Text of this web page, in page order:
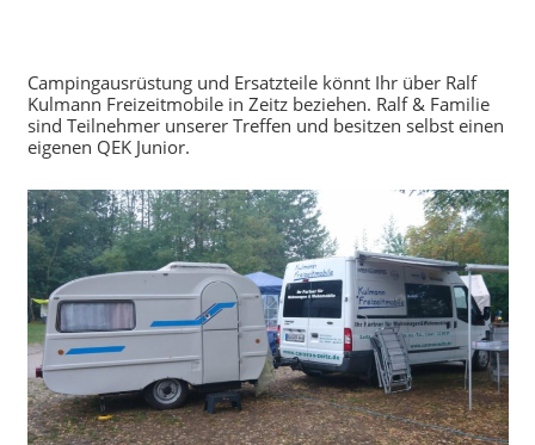
Campingausrüstung und Ersatzteile könnt Ihr über Ralf
Kulmann Freizeitmobile in Zeitz beziehen. Ralf & Familie
sind Teilnehmer unserer Treffen und besitzen selbst einen
eigenen QEK Junior.